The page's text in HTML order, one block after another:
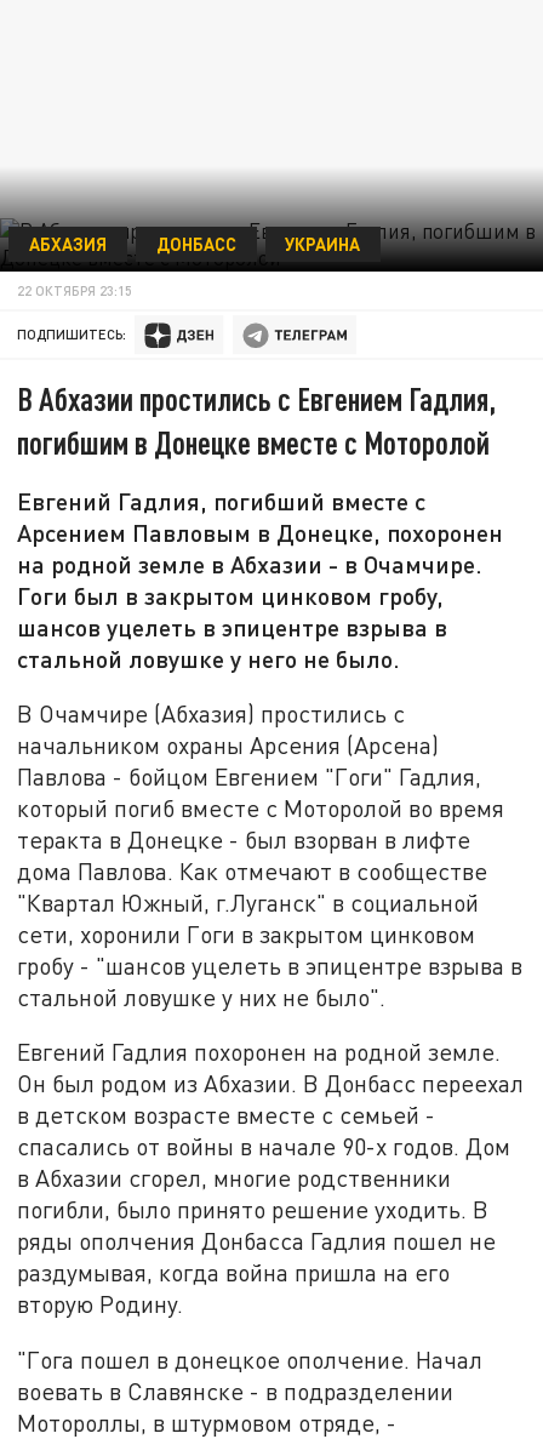
АБХАЗИЯ ДОНБАСС УКРАИНА
22 ОКТЯБРЯ 23:15
ПОДПИШИТЕСЬ:
В Абхазии простились с Евгением Гадлия,
погибшим в Донецке вместе с Моторолой
Евгений Гадлия, погибший вместе с
Арсением Павловым в Донецке, похоронен
на родной земле в Абхазии - в Очамчире.
Гоги был в закрытом цинковом гробу,
шансов уцелеть в эпицентре взрыва в
стальной ловушке у него не было.
В Очамчире (Абхазия) простились с
начальником охраны Арсения (Арсена)
Павлова - бойцом Евгением "Гоги" Гадлия,
который погиб вместе с Моторолой во время
теракта в Донецке - был взорван в лифте
дома Павлова. Как отмечают в сообществе
"Квартал Южный, г.Луганск" в социальной
сети, хоронили Гоги в закрытом цинковом
гробу - "шансов уцелеть в эпицентре взрыва в
стальной ловушке у них не было".
Евгений Гадлия похоронен на родной земле.
Он был родом из Абхазии. В Донбасс переехал
в детском возрасте вместе с семьей -
спасались от войны в начале 90-х годов. Дом
в Абхазии сгорел, многие родственники
погибли, было принято решение уходить. В
ряды ополчения Донбасса Гадлия пошел не
раздумывая, когда война пришла на его
вторую Родину.
"Гога пошел в донецкое ополчение. Начал
воевать в Славянске - в подразделении
Мотороллы, в штурмовом отряде, -